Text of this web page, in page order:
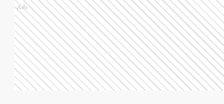
Ads